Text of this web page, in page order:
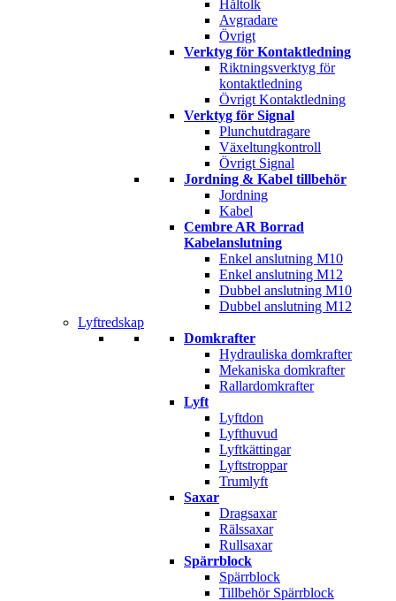
Håltolk
Avgradare
Övrigt
Verktyg för Kontaktledning
Riktningsverktyg för
kontaktledning
Övrigt Kontaktledning
Verktyg för Signal
Plunchutdragare
Växeltungkontroll
Övrigt Signal
Jordning & Kabel tillbehör
Jordning
Kabel
Cembre AR Borrad
Kabelanslutning
Enkel anslutning M10
Enkel anslutning M12
Dubbel anslutning M10
Dubbel anslutning M12
Lyftredskap
Domkrafter
Hydrauliska domkrafter
Mekaniska domkrafter
Rallardomkrafter
Lyft
Lyftdon
Lyfthuvud
Lyftkättingar
Lyftstroppar
Trumlyft
Saxar
Dragsaxar
Rälssaxar
Rullsaxar
Spärrblock
Spärrblock
Tillbehör Spärrblock